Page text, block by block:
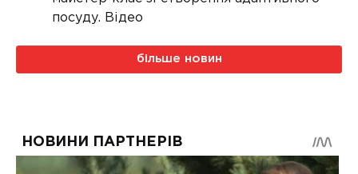
посуду. Відео
більше новин